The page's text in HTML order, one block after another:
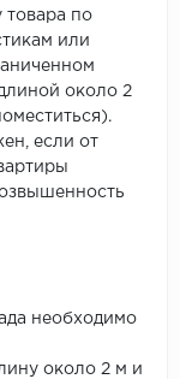
товара по
или
около 2
если от
необходимо
около 2 м и